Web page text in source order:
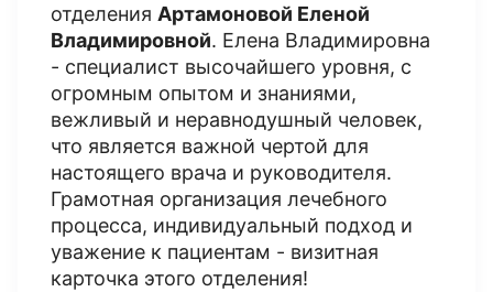
отделения Артамоновой Еленой
Владимировной. Елена Владимировна
- специалист высочайшего уровня, с
огромным опытом и знаниями,
вежливый и неравнодушный человек,
что является важной чертой для
настоящего врача и руководителя.
Грамотная организация лечебного
процесса, индивидуальный подход и
уважение к пациентам - визитная
карточка этого отделения!